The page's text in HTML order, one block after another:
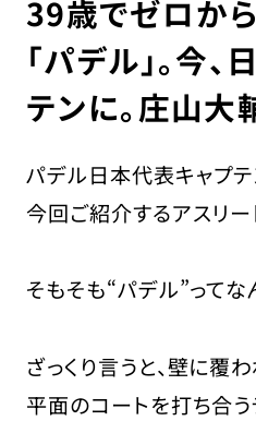
39歳でゼロか
「パデル」。今
テンに。庄山大
パデル日本代表キャプテ
今回ご紹介するアスリ
そもそも“パデル”ってな
ざっくり言うと、壁に覆
平面のコートを打ち合う
採用担当の方はこちら